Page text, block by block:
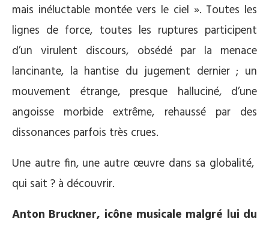
mais inéluctable montée vers le ciel ». Toutes les
lignes de force, toutes les ruptures participent
d’un virulent discours, obsédé par la menace
lancinante, la hantise du jugement dernier ; un
mouvement étrange, presque halluciné, d’une
angoisse morbide extrême, rehaussé par des
dissonances parfois très crues.
Une autre fin, une autre œuvre dans sa globalité,
qui sait ? à découvrir.
Anton Bruckner, icône musicale malgré lui du